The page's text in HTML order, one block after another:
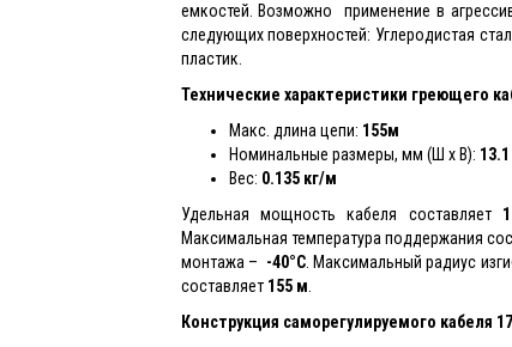
емкостей. Возможно применение в
следующих поверхностей: Углеродистая
пластик.
Технические характеристики греющего
Макс. длина цепи: 155м
Номинальные размеры, мм (Ш x В):
Вес: 0.135 кг/м
Удельная мощность кабеля составляет
Максимальная температура поддержания
монтажа – -40°С. Максимальный радиус
составляет 155 м
Конструкция саморегулируемого кабеля